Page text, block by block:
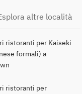
altre località
ristoranti per Kaiseki
formali) a
ristoranti per